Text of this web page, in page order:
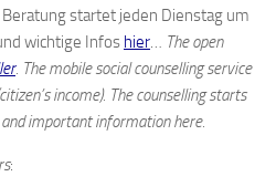
startet jeden Dienstag um
wichtige Infos hier… The open
. The mobile social counselling service
income). The counselling starts
important information here.
: